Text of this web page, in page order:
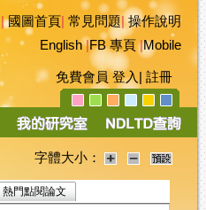
|國圖首頁 常見問題|操作說明
English|FB 專頁|Mobile
免費會員 登入 註冊
字體大小：
熱門點閱論文